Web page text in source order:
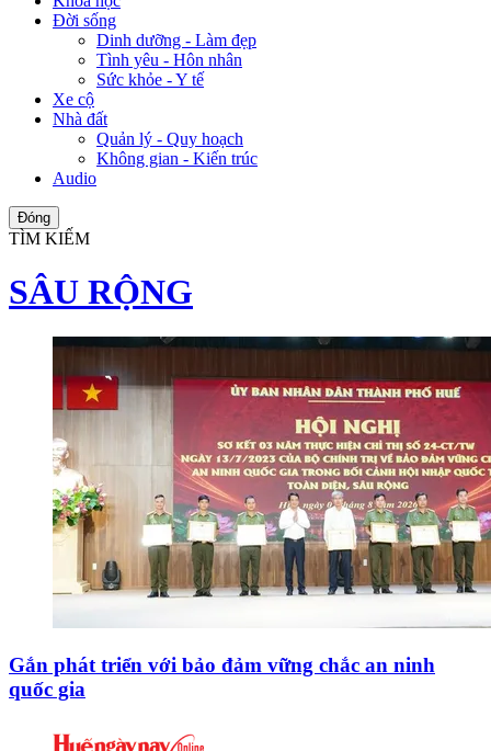
Đời sống
Dinh dưỡng - Làm đẹp
Tình yêu - Hôn nhân
Sức khỏe - Y tế
Xe cộ
Nhà đất
Quản lý - Quy hoạch
Không gian - Kiến trúc
Audio
Đóng
TÌM KIẾM
SÂU RỘNG
Gắn phát triển với bảo đảm vững chắc an ninh
quốc gia